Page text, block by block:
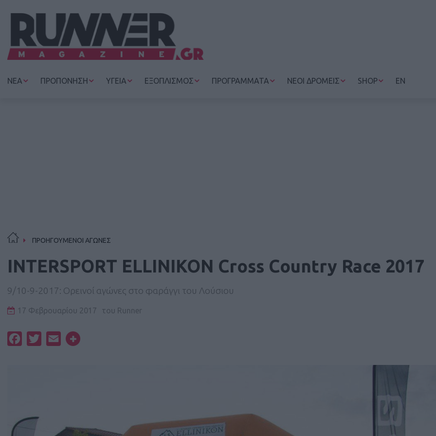
ΝΕΑ ΠΡΟΠΟΝΗΣΗ ΥΓΕΙΑ ΕΞΟΠΛΙΣΜΟΣ ΠΡΟΓΡΑΜΜΑΤΑ ΝΕΟΙ ΔΡΟΜΕΙΣ SHOP EN
ΠΡΟΗΓΟΥΜΕΝΟΙ ΑΓΩΝΕΣ
INTERSPORT ELLINIKON Cross Country Race 2017
9/10-9-2017: Ορεινοί αγώνες στο φαράγγι του Λούσιου
17 Φεβρουαρίου 2017 του Runner
FacebookTwitterEmail